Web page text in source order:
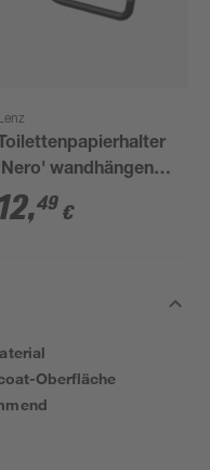
Lenz
Toilettenpapierhalter
wandhängend
schwarz
12,49 €
Oberfläche